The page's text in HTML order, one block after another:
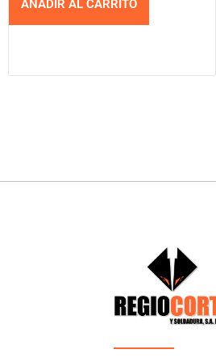
AÑADIR AL CARRITO